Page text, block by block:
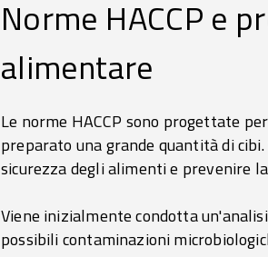
Norme HACCP e
alimentare
Le norme HACCP sono progettate
preparato una grande quantità di
sicurezza degli alimenti e prevenire
Viene inizialmente condotta
possibili contaminazioni